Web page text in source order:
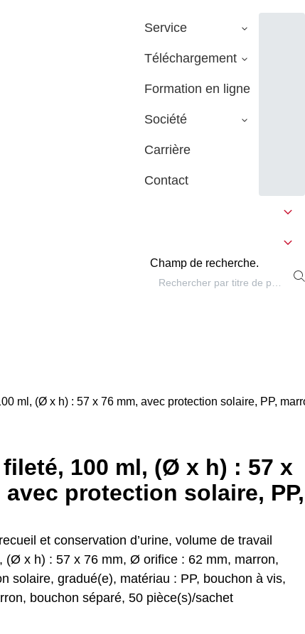
Service
Téléchargement
Formation en ligne
Société
Carrière
Contact
Champ de recherche.
ml, (Ø x h) : 57 x 76 mm, avec protection solaire, PP,
100 ml, (Ø x h) : 57 x
avec protection solaire, PP,
et conservation d’urine, volume de travail
(Ø x h) : 57 x 76 mm, Ø orifice : 62 mm, marron,
solaire, gradué(e), matériau : PP, bouchon à vis,
bouchon séparé, 50 pièce(s)/sachet